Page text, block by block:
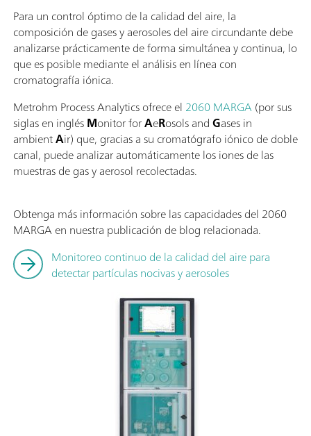
Para un control óptimo de la calidad del aire, la
composición de gases y aerosoles del aire circundante debe
analizarse prácticamente de forma simultánea y continua, lo
que es posible mediante el análisis en línea con
cromatografía iónica.
Metrohm Process Analytics ofrece el 2060 MARGA(por sus
siglas en inglésMonitor forAeRosols andGases in
ambientAir) que, gracias a su cromatógrafo iónico de doble
canal, puede analizar automáticamente los iones de las
muestras de gas y aerosol recolectadas.
Obtenga más información sobre las capacidades del 2060
MARGA en nuestra publicación de blog relacionada.
Monitoreo continuo de la calidad del aire para
detectar partículas nocivas y aerosoles